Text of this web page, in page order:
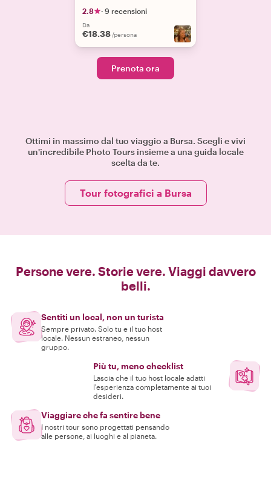
2.8 · 9 recensioni
Da
€18.38 /persona
Prenota ora
Ottimi in massimo dal tuo viaggio a Bursa. Scegli e vivi
un'incredibile Photo Tours insieme a una guida locale
scelta da te.
Tour fotografici a Bursa
Persone vere. Storie vere. Viaggi davvero
belli.
Sentiti un local, non un turista
Sempre privato. Solo tu e il tuo host
locale. Nessun estraneo, nessun
gruppo.
Più tu, meno checklist
Lascia che il tuo host locale adatti
l'esperienza completamente ai tuoi
desideri.
Viaggiare che fa sentire bene
I nostri tour sono progettati pensando
alle persone, ai luoghi e al pianeta.